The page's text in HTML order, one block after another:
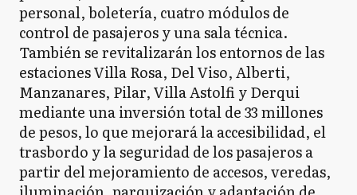
personal, boletería, cuatro módulos de
control de pasajeros y una sala técnica.
También se revitalizarán los entornos de las
estaciones Villa Rosa, Del Viso, Alberti,
Manzanares, Pilar, Villa Astolfi y Derqui
mediante una inversión total de 33 millones
de pesos, lo que mejorará la accesibilidad, el
trasbordo y la seguridad de los pasajeros a
partir del mejoramiento de accesos, veredas,